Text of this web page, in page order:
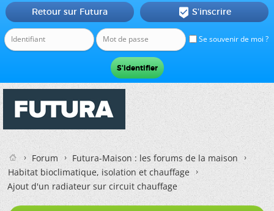
Se souvenir de moi ?
Retour sur Futura  S'inscrire
Forum
Futura-Maison : les forums de la maison
Habitat bioclimatique, isolation et chauffage
Ajout d'un radiateur sur circuit chauffage